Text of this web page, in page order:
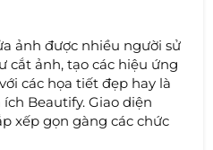
ảnh được nhiều người sử
cắt ảnh, tạo các hiệu ứng
các họa tiết đẹp hay là
Beautify. Giao diện
xếp gọn gàng các chức